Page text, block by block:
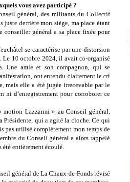
vous avez participé ?
général, des militants du Collectif
juste derrière mon siège, ma place étant
conseiller général a sa place fixée pour
se caractérise par une distorsion
10 octobre 2024, il avait co-organisé
Une amie et son compagnon, qui se
ont entendu clairement le cri
mais elle a été jugée irrecevable par le
d’enregistrement pour corroborer ce
Lazzarini » au Conseil général,
Présidente, qui a agité la cloche. Ce qui
pas utilisé complètement mon temps de
du Conseil général a alors rappelé
été entièrement écoulé.
général de La Chaux-de-Fonds révisé